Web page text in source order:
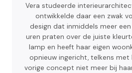
Vera studeerde
ontwikkelde daar een zwak
design dat inmiddels meer een
uren praten over de juiste
lamp en heeft haar eigen
opnieuw ingericht, telkens
vorige concept niet meer bij